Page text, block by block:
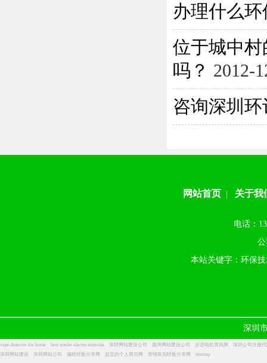
办理什么
位于城中
吗？ 2012-
咨询深圳
网站首页 关于我
电话：
本站关键字：环保
深圳
vape detector for home best smoke alarms australia 深圳网站建设公司 惠州网站建设公司 步进电机资讯网
深圳公司注册
深圳网站建设
深圳网站公司 编程经验分享网 赵宝的个人简历网 营销策划经验分享网 sitemap